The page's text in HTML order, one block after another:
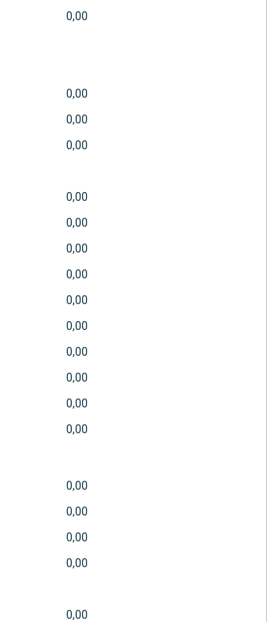
0,00
0,00
0,00
0,00
0,00
0,00
0,00
0,00
0,00
0,00
0,00
0,00
0,00
0,00
0,00
0,00
0,00
0,00
0,00